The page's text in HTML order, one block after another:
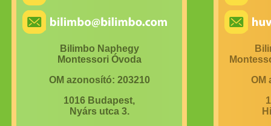
Bilimbo Naphegy
Montessori Óvoda
OM azonosító: 203210
1016 Budapest,
Nyárs utca 3.
OM